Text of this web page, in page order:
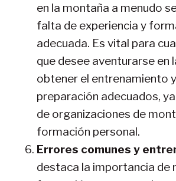
en la montaña a menudo
falta de experiencia y
adecuada. Es vital para
que desee aventurarse en
obtener el entrenamiento
preparación adecuados,
de organizaciones de
formación personal.
Errores comunes y
destaca la importancia de